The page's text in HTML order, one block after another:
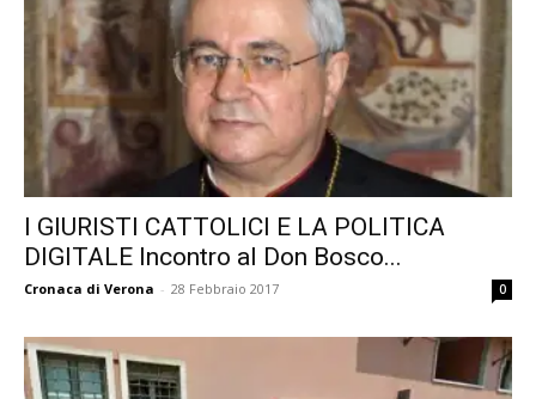
I GIURISTI CATTOLICI E LA POLITICA
DIGITALE Incontro al Don Bosco...
Cronaca di Verona - 28 Febbraio 2017 0